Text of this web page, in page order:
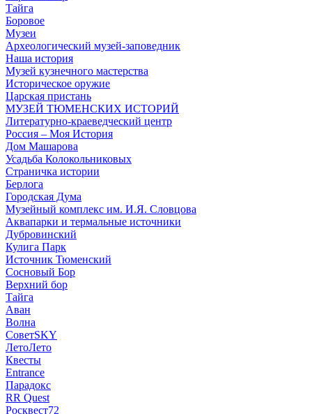
Тайга
Боровое
Музеи
Археологический музей-заповедник
Наша история
Музей кузнечного мастерства
Историческое оружие
Царская пристань
МУЗЕЙ ТЮМЕНСКИХ ИСТОРИЙ
Литературно-краеведческий центр
Россия – Моя История
Дом Машарова
Усадьба Колокольниковых
Страничка истории
Берлога
Городская Дума
Музейный комплекс им. И.Я. Словцова
Аквапарки и термальные источники
Дубровинский
Кулига Парк
Источник Тюменский
Сосновый Бор
Верхний бор
Тайга
Аван
Волна
СоветSKY
ЛетоЛето
Квесты
Entrance
Парадокс
RR Quest
Росквест72